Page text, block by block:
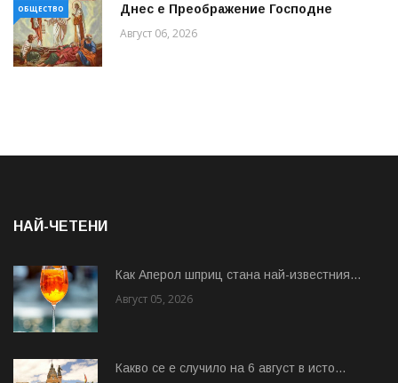
ОБЩЕСТВО Днес е Преображение Господне
Август 06, 2026
НАЙ-ЧЕТЕНИ
Как Аперол шприц стана най-известния...
Август 05, 2026
Какво се е случило на 6 август в исто...